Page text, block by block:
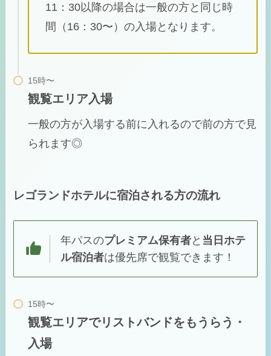
11：30以降の場合は一般の方と同じ時
間（16：30〜）の入場となります。
観覧エリア入場
一般の方が入場する前に入れるので前の方で見
られます◎
レゴランドホテルに宿泊される方の流れ
年パスのプレミアム保有者と 当日ホテ
ル宿泊者は優先席で観覧できます！
観覧エリアでリストバンドをもうらう・
入場